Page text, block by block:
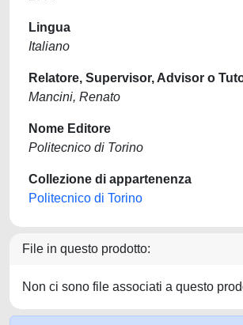
Lingua
Italiano
Relatore, Supervisor, Advisor o
Mancini, Renato
Nome Editore
Politecnico di Torino
Collezione di appartenenza
Politecnico di Torino
File in questo prodotto:
Non ci sono file associati a questo